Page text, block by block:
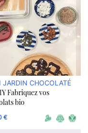
JARDIN CHOCOLATÉ
Fabriquez vos
bio
€